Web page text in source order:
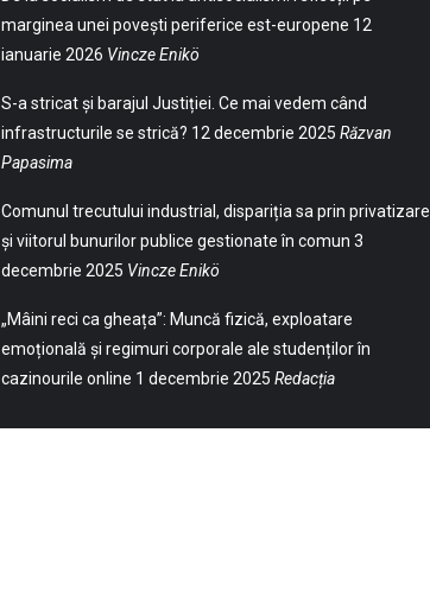
marginea unei povești periferice est-europene 12
ianuarie 2026 Vincze Enikö
S-a stricat și barajul Justiției. Ce mai vedem când
infrastructurile se strică? 12 decembrie 2025 Răzvan
Papasima
Comunul trecutului industrial, dispariția sa prin privatizare
și viitorul bunurilor publice gestionate în comun 3
decembrie 2025 Vincze Enikö
„Mâini reci ca gheața”: Muncă fizică, exploatare
emoțională și regimuri corporale ale studenților în
cazinourile online 1 decembrie 2025 Redacția